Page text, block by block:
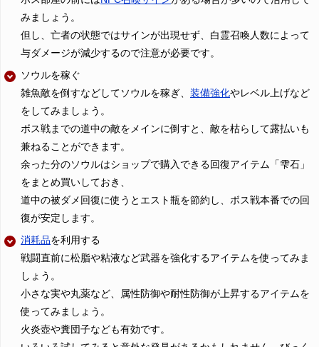
みましょう。
但し、亡者の状態ではサインが出現せず、白霊召喚人数によって
与ダメージが減少するので注意が必要です。
ソウルを稼ぐ
雑魚敵を倒すなどしてソウルを稼ぎ、 装備強化やレベル上げなど
をしてみましょう。
ボス戦までの道中の敵をメインに倒すと、敵を枯らして露払いも
兼ねることができます。
余った分のソウルはショップで購入できる回復アイテム「雫石」
をまとめ買いしておき、
道中の被ダメ回復に使うとエスト瓶を節約し、ボス戦本番での回
復が安定します。
消耗品を利用する
戦闘直前に松脂や粘液など武器を強化するアイテムを使ってみま
しょう。
小さな実や丸薬など、属性防御や耐性防御が上昇するアイテムを
使ってみましょう。
火炎壺や糞団子なども有効です。